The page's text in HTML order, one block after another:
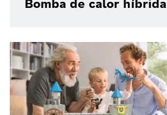
Bomba de calor híbrida